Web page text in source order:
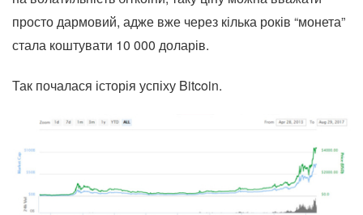
просто дармовий, адже вже через кілька років “монета”
стала коштувати 10 000 доларів.
Так почалася історія успіху Bitcoin.